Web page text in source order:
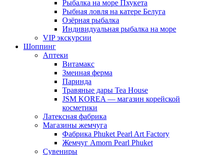
Рыбалка на море Пхукета
Рыбная ловля на катере Белуга
Озёрная рыбалка
Индивидуальная рыбалка на море
VIP экскурсии
Шоппинг
Аптеки
Витамакс
Змеиная ферма
Паринда
Травяные дары Tea House
JSM KOREA — магазин корейской
косметики
Латексная фабрика
Магазины жемчуга
Фабрика Phuket Pearl Art Factory
Жемчуг Amorn Pearl Phuket
Сувениры